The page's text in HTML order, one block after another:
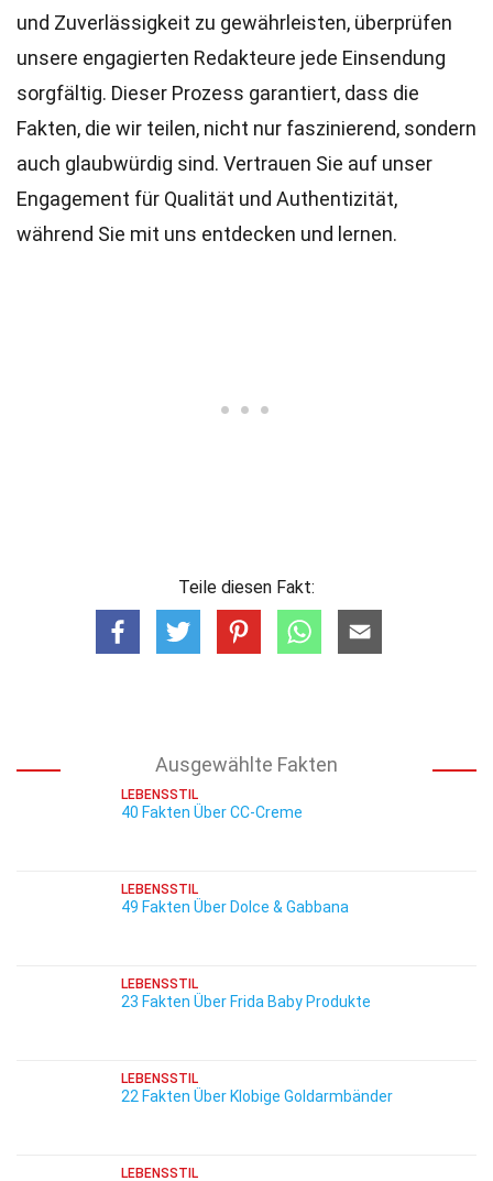
und Zuverlässigkeit zu gewährleisten, überprüfen
unsere engagierten Redakteure jede Einsendung
sorgfältig. Dieser Prozess garantiert, dass die
Fakten, die wir teilen, nicht nur faszinierend, sondern
auch glaubwürdig sind. Vertrauen Sie auf unser
Engagement für Qualität und Authentizität,
während Sie mit uns entdecken und lernen.
Teile diesen Fakt:
Ausgewählte Fakten
LEBENSSTIL
40 Fakten Über CC-Creme
LEBENSSTIL
49 Fakten Über Dolce & Gabbana
LEBENSSTIL
23 Fakten Über Frida Baby Produkte
LEBENSSTIL
22 Fakten Über Klobige Goldarmbänder
LEBENSSTIL